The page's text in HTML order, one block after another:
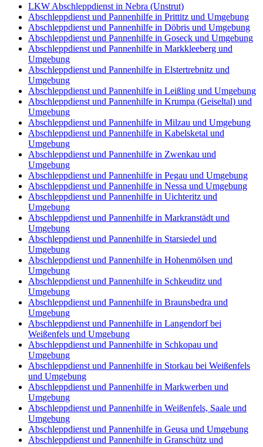
LKW Abschleppdienst in Nebra (Unstrut)
Abschleppdienst und Pannenhilfe in Prittitz und Umgebung
Abschleppdienst und Pannenhilfe in Döbris und Umgebung
Abschleppdienst und Pannenhilfe in Goseck und Umgebung
Abschleppdienst und Pannenhilfe in Markkleeberg und
Umgebung
Abschleppdienst und Pannenhilfe in Elstertrebnitz und
Umgebung
Abschleppdienst und Pannenhilfe in Leißling und Umgebung
Abschleppdienst und Pannenhilfe in Krumpa (Geiseltal) und
Umgebung
Abschleppdienst und Pannenhilfe in Milzau und Umgebung
Abschleppdienst und Pannenhilfe in Kabelsketal und
Umgebung
Abschleppdienst und Pannenhilfe in Zwenkau und
Umgebung
Abschleppdienst und Pannenhilfe in Pegau und Umgebung
Abschleppdienst und Pannenhilfe in Nessa und Umgebung
Abschleppdienst und Pannenhilfe in Uichteritz und
Umgebung
Abschleppdienst und Pannenhilfe in Markranstädt und
Umgebung
Abschleppdienst und Pannenhilfe in Starsiedel und
Umgebung
Abschleppdienst und Pannenhilfe in Hohenmölsen und
Umgebung
Abschleppdienst und Pannenhilfe in Schkeuditz und
Umgebung
Abschleppdienst und Pannenhilfe in Braunsbedra und
Umgebung
Abschleppdienst und Pannenhilfe in Langendorf bei
Weißenfels und Umgebung
Abschleppdienst und Pannenhilfe in Schkopau und
Umgebung
Abschleppdienst und Pannenhilfe in Storkau bei Weißenfels
und Umgebung
Abschleppdienst und Pannenhilfe in Markwerben und
Umgebung
Abschleppdienst und Pannenhilfe in Weißenfels, Saale und
Umgebung
Abschleppdienst und Pannenhilfe in Geusa und Umgebung
Abschleppdienst und Pannenhilfe in Granschütz und